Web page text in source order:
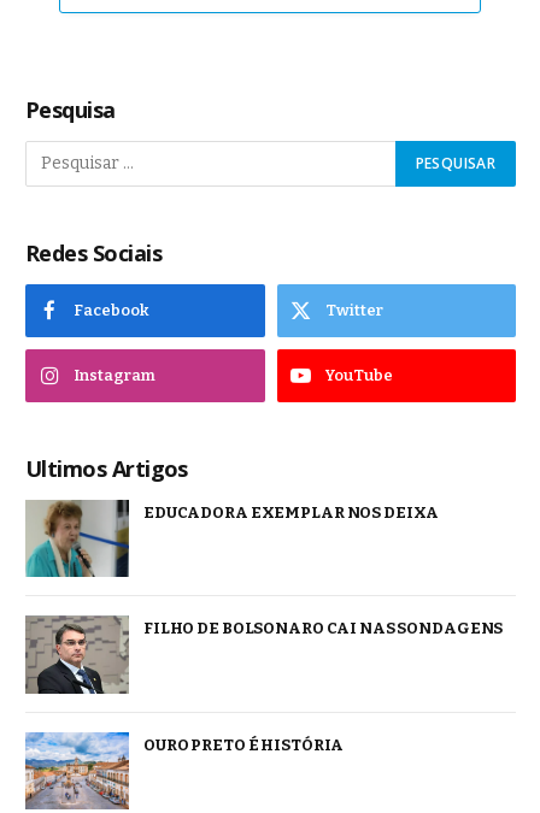
Pesquisa
Redes Sociais
Facebook Twitter
Instagram YouTube
Ultimos Artigos
EDUCADORA EXEMPLAR NOS DEIXA
FILHO DE BOLSONARO CAI NAS SONDAGENS
OURO PRETO É HISTÓRIA